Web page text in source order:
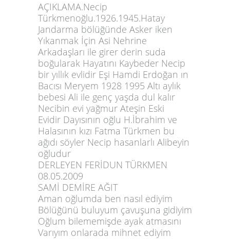
AÇIKLAMA.Necip
Türkmenoğlu.1926.1945.Hatay
Jandarma bölüğünde Asker iken
Yıkanmak İçin Asi Nehrine
Arkadaşları ile girer derin suda
boğularak Hayatını Kaybeder Necip
bir yıllık evlidir Eşi Hamdi Erdoğan ın
Bacısı Meryem 1928 1995 Altı aylık
bebesi Ali ile genç yaşda dul kalır
Necibin evi yağmur Ateşin Eski
Evidir Dayısının oğlu H.İbrahim ve
Halasının kızı Fatma Türkmen bu
ağıdı söyler Necip hasanlarlı Alibeyin
oğludur
DERLEYEN FERİDUN TÜRKMEN
08.05.2009
SAMİ DEMİRE AĞIT
Aman oğlumda ben nasıl ediyim
Bölüğünü buluyum çavuşuna gidiyim
Oğlum bilememişde ayak atmasını
Varıyım onlarada mihnet ediyim